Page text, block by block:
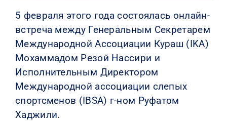
5 февраля этого года состоялась онлайн-
встреча между Генеральным Секретарем
Международной Ассоциации Кураш (IKA)
Мохаммадом Резой Нассири и
Исполнительным Директором
Международной ассоциации слепых
спортсменов (IBSA) г-ном Руфатом
Хаджили.